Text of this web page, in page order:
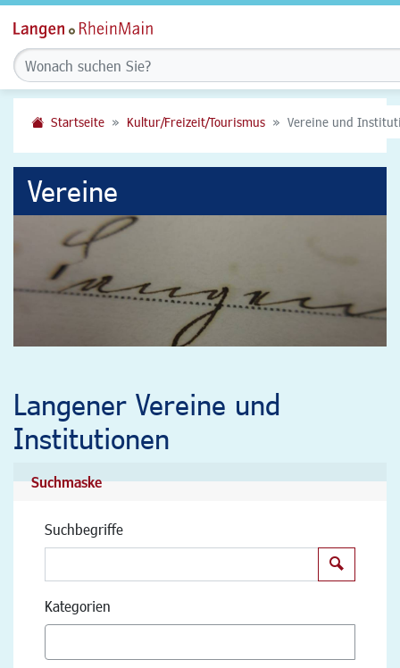
Startseite Kultur/Freizeit/Tourismus Vereine und
Vereine
Langener Vereine und
Institutionen
Suchmaske
Suchbegriffe
Kategorien